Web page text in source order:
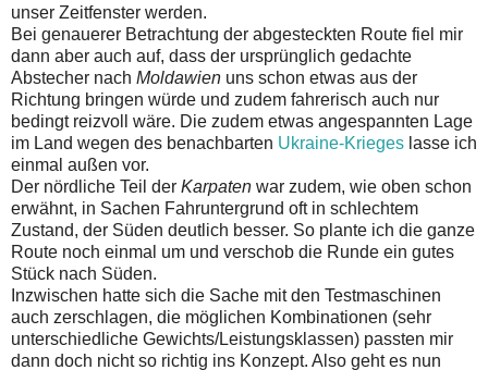
unser Zeitfenster werden.
Bei genauerer Betrachtung der abgesteckten Route fiel mir
dann aber auch auf, dass der ursprünglich gedachte
Abstecher nach Moldawien uns schon etwas aus der
Richtung bringen würde und zudem fahrerisch auch nur
bedingt reizvoll wäre. Die zudem etwas angespannten Lage
im Land wegen des benachbarten Ukraine-Krieges lasse ich
einmal außen vor.
Der nördliche Teil der Karpaten war zudem, wie oben schon
erwähnt, in Sachen Fahruntergrund oft in schlechtem
Zustand, der Süden deutlich besser. So plante ich die ganze
Route noch einmal um und verschob die Runde ein gutes
Stück nach Süden.
Inzwischen hatte sich die Sache mit den Testmaschinen
auch zerschlagen, die möglichen Kombinationen (sehr
unterschiedliche Gewichts/Leistungsklassen) passten mir
dann doch nicht so richtig ins Konzept. Also geht es nun